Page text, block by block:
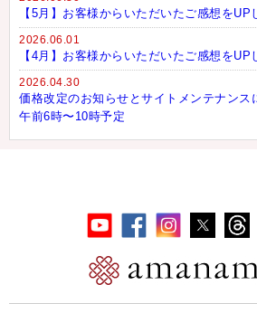
【5月】お客様からいただいたご感想をUP
2026.06.01
【4月】お客様からいただいたご感想をUP
2026.04.30
価格改定のお知らせとサイトメンテナン
午前6時〜10時予定